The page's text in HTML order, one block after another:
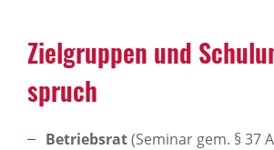
Ziel­gruppen und
spruch
Betriebsrat(Seminar gem. § 37